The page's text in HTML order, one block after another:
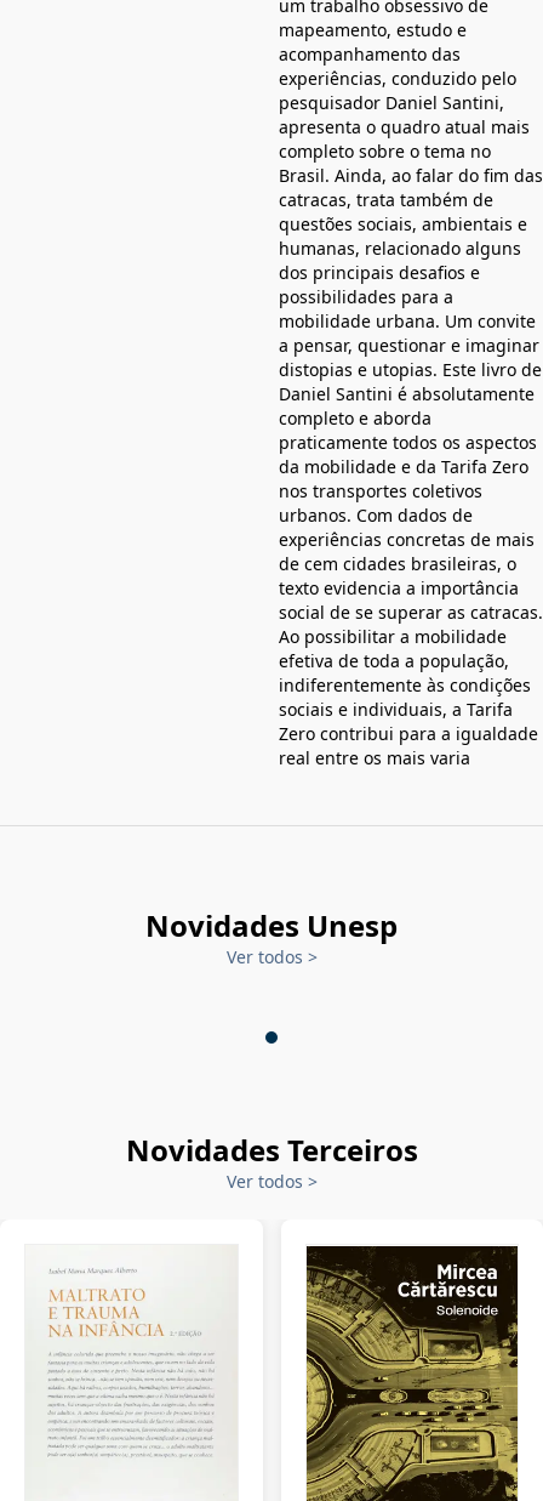
um trabalho obsessivo de
mapeamento, estudo e
acompanhamento das
experiências, conduzido pelo
pesquisador Daniel Santini,
apresenta o quadro atual mais
completo sobre o tema no
Brasil. Ainda, ao falar do fim das
catracas, trata também de
questões sociais, ambientais e
humanas, relacionado alguns
dos principais desafios e
possibilidades para a
mobilidade urbana. Um convite
a pensar, questionar e imaginar
distopias e utopias. Este livro de
Daniel Santini é absolutamente
completo e aborda
praticamente todos os aspectos
da mobilidade e da Tarifa Zero
nos transportes coletivos
urbanos. Com dados de
experiências concretas de mais
de cem cidades brasileiras, o
texto evidencia a importância
social de se superar as catracas.
Ao possibilitar a mobilidade
efetiva de toda a população,
indiferentemente às condições
sociais e individuais, a Tarifa
Zero contribui para a igualdade
real entre os mais varia
Novidades Unesp
Ver todos >
Novidades Terceiros
Ver todos >